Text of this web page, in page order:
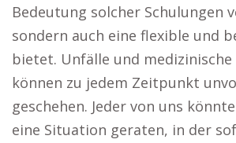
Bedeutung solcher Schulungen
sondern auch eine flexible und
bietet. Unfälle und
können zu jedem Zeitpunkt
geschehen. Jeder von uns
eine Situation geraten, in der